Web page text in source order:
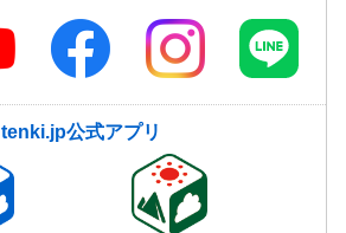
tenki.jp公式アプリ